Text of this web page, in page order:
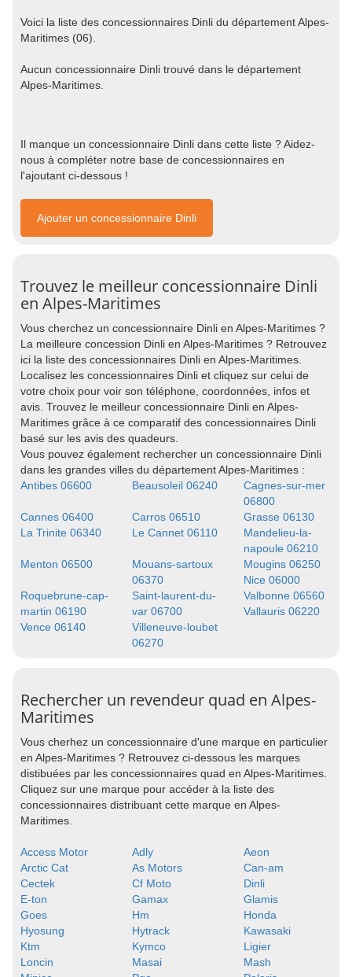
Voici la liste des concessionnaires Dinli du département Alpes-
Maritimes (06).
Aucun concessionnaire Dinli trouvé dans le département
Alpes-Maritimes.
Il manque un concessionnaire Dinli dans cette liste ? Aidez-
nous à compléter notre base de concessionnaires en
l'ajoutant ci-dessous !
Ajouter un concessionnaire Dinli
Trouvez le meilleur concessionnaire Dinli
en Alpes-Maritimes
Vous cherchez un concessionnaire Dinli en Alpes-Maritimes ?
La meilleure concession Dinli en Alpes-Maritimes ? Retrouvez
ici la liste des concessionnaires Dinli en Alpes-Maritimes.
Localisez les concessionnaires Dinli et cliquez sur celui de
votre choix pour voir son téléphone, coordonnées, infos et
avis. Trouvez le meilleur concessionnaire Dinli en Alpes-
Maritimes grâce à ce comparatif des concessionnaires Dinli
basé sur les avis des quadeurs.
Vous pouvez également rechercher un concessionnaire Dinli
dans les grandes villes du département Alpes-Maritimes :
Antibes 06600
Beausoleil 06240
Cagnes-sur-mer
06800
Cannes 06400
Carros 06510
Grasse 06130
La Trinite 06340
Le Cannet 06110
Mandelieu-la-
napoule 06210
Menton 06500
Mouans-sartoux
06370
Mougins 06250
Nice 06000
Roquebrune-cap-
martin 06190
Saint-laurent-du-
var 06700
Valbonne 06560
Vallauris 06220
Vence 06140
Villeneuve-loubet
06270
Rechercher un revendeur quad en Alpes-
Maritimes
Vous cherhez un concessionnaire d'une marque en particulier
en Alpes-Maritimes ? Retrouvez ci-dessous les marques
distibuées par les concessionnaires quad en Alpes-Maritimes.
Cliquez sur une marque pour accéder à la liste des
concessionnaires distribuant cette marque en Alpes-
Maritimes.
Access Motor Adly
Aeon
Arctic Cat
As Motors
Can-am
Cectek
Cf Moto
Dinli
E-ton
Gamax
Glamis
Goes
Hm
Honda
Hyosung
Hytrack
Kawasaki
Ktm
Kymco
Ligier
Loncin
Masai
Mash